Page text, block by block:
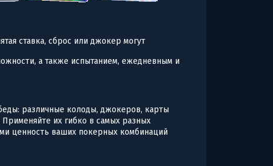
ставка, сброс или джокер могут
а также испытанием, ежедневным и
различные колоды, джокеров, карты
их гибко в самых разных
ценность ваших покерных комбинаций